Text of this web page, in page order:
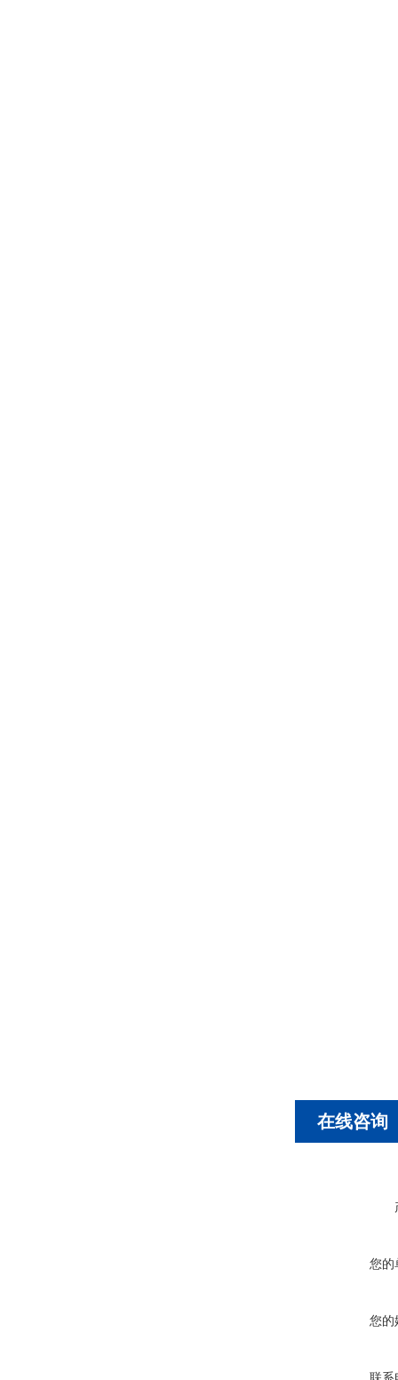
在线咨询
您的
您的